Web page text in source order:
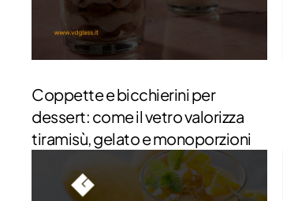
Coppette e bicchierini per
dessert: come il vetro valorizza
tiramisù, gelato e monoporzioni